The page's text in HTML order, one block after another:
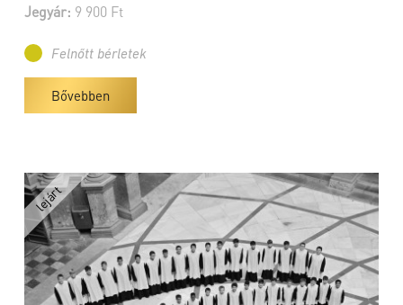
Jegyár: 9 900 Ft
Felnőtt bérletek
Bővebben